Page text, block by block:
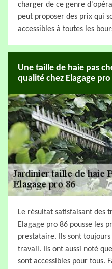
charger de ce genre
peut proposer des prix qui
accessibles à toutes les
Une taille de haie pas
qualité chez Elagage pro
Le résultat satisfaisant des
Elagage pro 86 pousse les
prestataire. Ils sont
travail. Ils ont aussi noté
sont accessibles pour tous.